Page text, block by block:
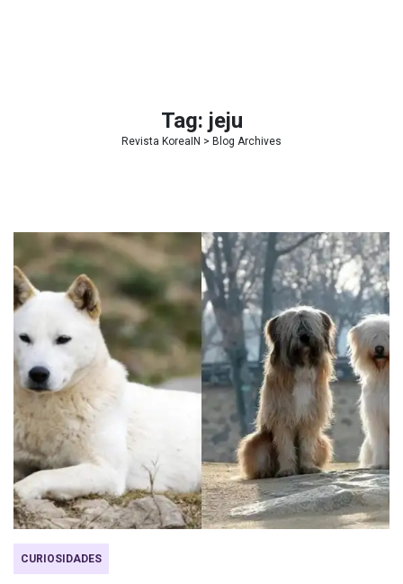
Tag: jeju
Revista KoreaIN > Blog Archives
CURIOSIDADES